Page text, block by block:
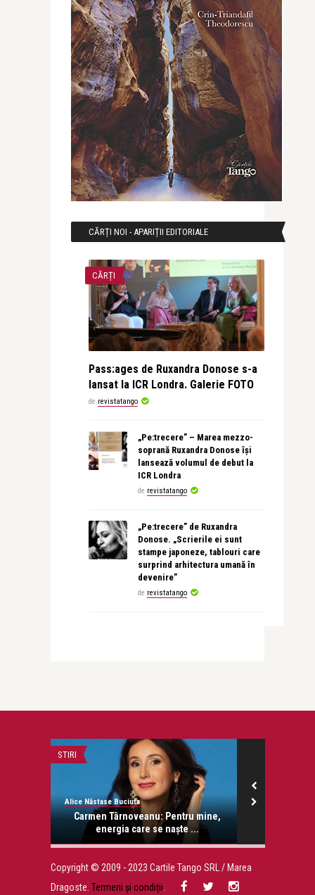
CĂRȚI NOI - APARIȚII EDITORIALE
CĂRȚI
Pass:ages de Ruxandra Donose s-a
lansat la ICR Londra. Galerie FOTO
de revistatango
„Pe:trecere” – Marea mezzo-
soprană Ruxandra Donose își
lansează volumul de debut la
ICR Londra
de revistatango
„Pe:trecere” de Ruxandra
Donose. „Scrierile ei sunt
stampe japoneze, tablouri care
surprind arhitectura umană în
devenire”
de revistatango
STIRI
Alice Năstase Buciuta
Carmen Târnoveanu: Pentru mine,
energia care se naște ...
Copyright © 2009 - 2023 Cartile Tango SRL / Marea
Dragoste. Termeni și condiții.